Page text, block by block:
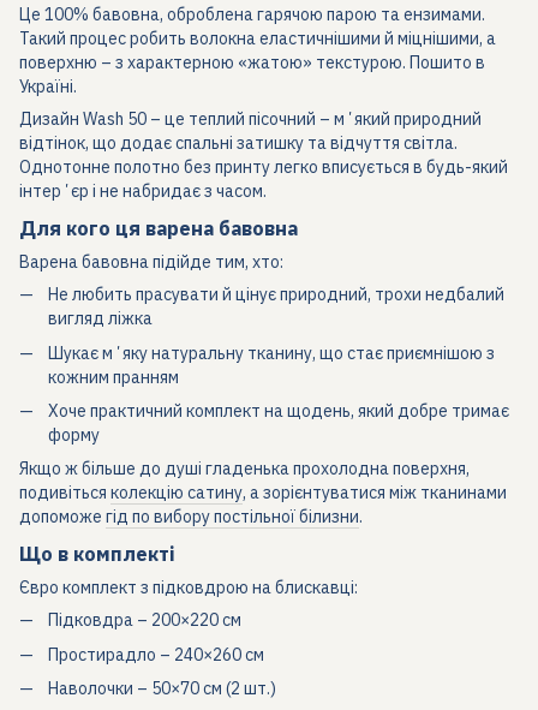
Це 100% бавовна, оброблена гарячою парою та ензимами.
Такий процес робить волокна еластичнішими й міцнішими, а
поверхню – з характерною «жатою» текстурою. Пошито в
Україні.
Дизайн Wash 50 – це теплий пісочний – мʼякий природний
відтінок, що додає спальні затишку та відчуття світла.
Однотонне полотно без принту легко вписується в будь-який
інтерʼєр і не набридає з часом.
Для кого ця варена бавовна
Варена бавовна підійде тим, хто:
Не любить прасувати й цінує природний, трохи недбалий
вигляд ліжка
Шукає мʼяку натуральну тканину, що стає приємнішою з
кожним пранням
Хоче практичний комплект на щодень, який добре тримає
форму
Якщо ж більше до душі гладенька прохолодна поверхня,
подивіться колекцію сатину, а зорієнтуватися між тканинами
допоможе гід по вибору постільної білизни.
Що в комплекті
Євро комплект з підковдрою на блискавці:
Підковдра – 200×220 см
Простирадло – 240×260 см
Наволочки – 50×70 см (2 шт.)